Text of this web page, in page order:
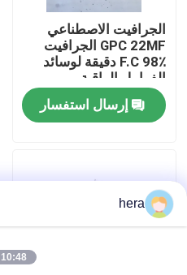
مراقبة الجودة
اتصل بنا
أخبار
المواد الخام الجرافيت
فليك الجرافيت الطبيعي
الجرافيت الاصطناعي
GPC 22MF الجرافيت
F.C 98٪ دقيقة لوسائد
الفرامل الراقية
إرسال استفسار
hera
10:48 AM